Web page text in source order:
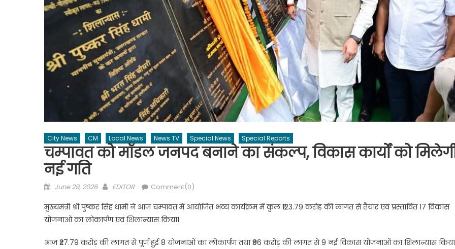
City News CM Local News News TV Special News Special Reports
चम्पावत को मॉडल जनपद बनाने का संकल्प, विकास कार्यों को
नई गति
Posted
June 29, 2026 Author
EDITOR Comment(0)
मुख्यमंत्री श्री पुष्कर सिंह धामी ने आज चम्पावत में आयोजित भव्य कार्यक्रम में कुल ₹123.79 करोड़ की लागत से तैयार एवं प्रस्तावित 17 विकास
योजनाओं का लोकार्पण एवं शिलान्यास किया।
आज ₹27.79 करोड़ की लागत से पूर्ण हुई 8 योजनाओं का लोकार्पण तथा ₹96 करोड़ की लागत से 9 नई विकास योजनाओं का शिलान्यास किया